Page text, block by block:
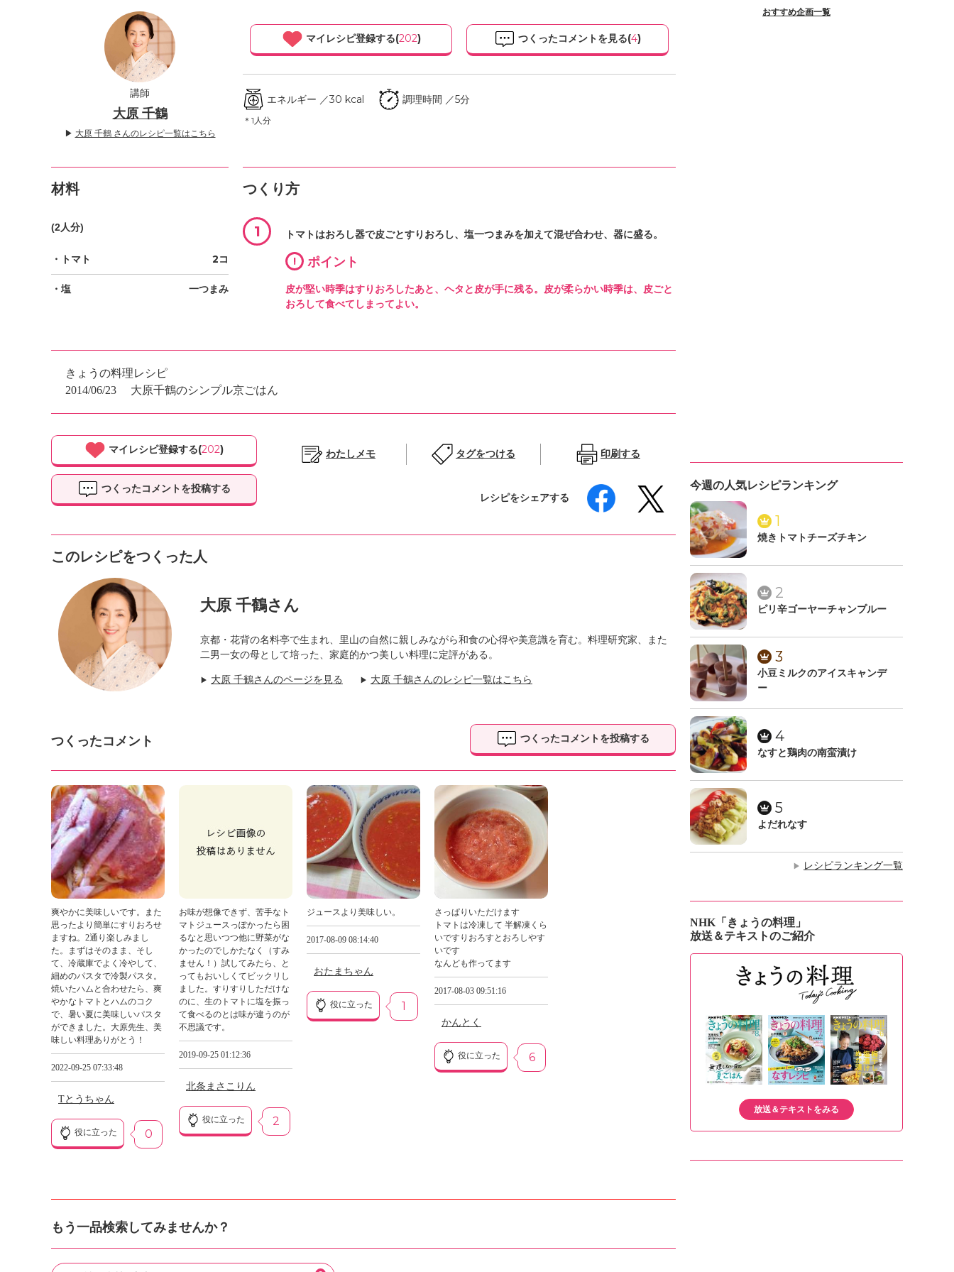
講師
大原 千鶴
▶ 大原 千鶴 さんのレシピ一覧はこちら
マイレシピ登録する(202) つくったコメントを見る(4)
エネルギー ／30 kcal
＊1人分
調理時間 ／5分
材料
(2人分)
・トマト 2コ
・塩 一つまみ
つくり方
1 トマトはおろし器で皮ごとすりおろし、塩一つまみを加えて混ぜ合わせ、器に盛る。
! ポイント
皮が堅い時季はすりおろしたあと、ヘタと皮が手に残る。皮が柔らかい時季は、皮ごと
おろして食べてしまってよい。
きょうの料理レシピ
2014/06/23
大原千鶴のシンプル京ごはん
マイレシピ登録する(202)
つくったコメントを投稿する
わたしメモ タグをつける 印刷する
レシピをシェアする
このレシピをつくった人
大原 千鶴さん
京都・花背の名料亭で生まれ、里山の自然に親しみながら和食の心得や美意識を育む。料理研究家、また
二男一女の母として培った、家庭的かつ美しい料理に定評がある。
▶ 大原 千鶴さんのページを見る ▶ 大原 千鶴さんのレシピ一覧はこちら
つくったコメント つくったコメントを投稿する
爽やかに美味しいです。また
思ったより簡単にすりおろせ
ますね。2通り楽しみまし
た。まずはそのまま、そし
て、冷蔵庫でよく冷やして、
細めのパスタで冷製パスタ。
焼いたハムと合わせたら、爽
やかなトマトとハムのコク
で、暑い夏に美味しいパスタ
ができました。大原先生、美
味しい料理ありがとう！
2022-09-25 07:33:48
Tとうちゃん
役に立った 0
お味が想像できず、苦手なト
マトジュースっぽかったら困
るなと思いつつ他に野菜がな
かったのでしかたなく（すみ
ません！）試してみたら、と
ってもおいしくてビックリし
ました。すりすりしただけな
のに、生のトマトに塩を振っ
て食べるのとは味が違うのが
不思議です。
2019-09-25 01:12:36
北条まさこりん
役に立った 2
ジュースより美味しい。
2017-08-09 08:14:40
おたまちゃん
役に立った 1
さっぱりいただけます
トマトは冷凍して 半解凍くら
いですりおろすとおろしやす
いです
なんども作ってます
2017-08-03 09:51:16
かんとく
役に立った 6
もう一品検索してみませんか？
おすすめ企画一覧
今週の人気レシピランキング
1
焼きトマトチーズチキン
2
ピリ辛ゴーヤーチャンプルー
3
小豆ミルクのアイスキャンデ
ー
4
なすと鶏肉の南蛮漬け
5
よだれなす
▶ レシピランキング一覧
NHK「きょうの料理」
放送＆テキストのご紹介
放送＆テキストをみる